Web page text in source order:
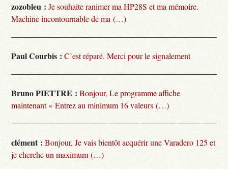
zozobleu : Je souhaite ranimer ma HP28S et ma mémoire.
Machine incontournable de ma (…)
Paul Courbis : C’est réparé. Merci pour le signalement
Bruno PIETTRE : Bonjour, Le programme affiche
maintenant « Entrez au minimum 16 valeurs (…)
clément : Bonjour, Je vais bientôt acquérir une Varadero 125 et
je cherche un maximum (…)